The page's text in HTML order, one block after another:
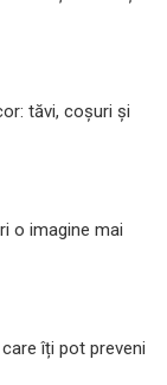
tăvi, coșuri și
o imagine mai
îți pot preveni